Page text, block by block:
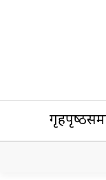
गृहपृष्‍ठ